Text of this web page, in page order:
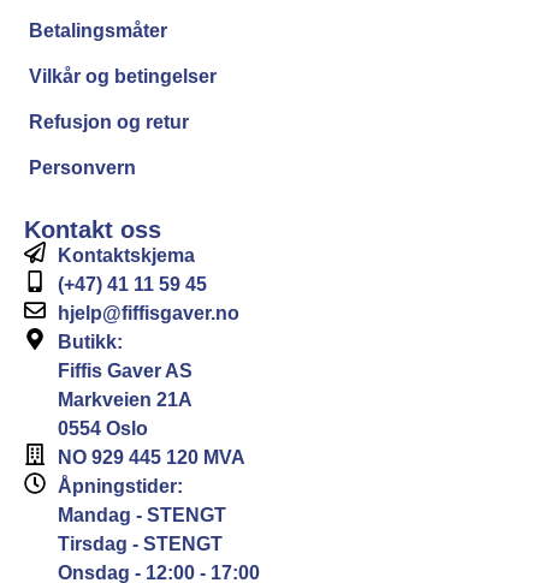
Betalingsmåter
Vilkår og betingelser
Refusjon og retur
Personvern
Kontakt oss
Kontaktskjema
(+47) 41 11 59 45
hjelp@fiffisgaver.no
Butikk:
Fiffis Gaver AS
Markveien 21A
0554 Oslo
NO 929 445 120 MVA
Åpningstider:
Mandag - STENGT
Tirsdag - STENGT
Onsdag - 12:00 - 17:00